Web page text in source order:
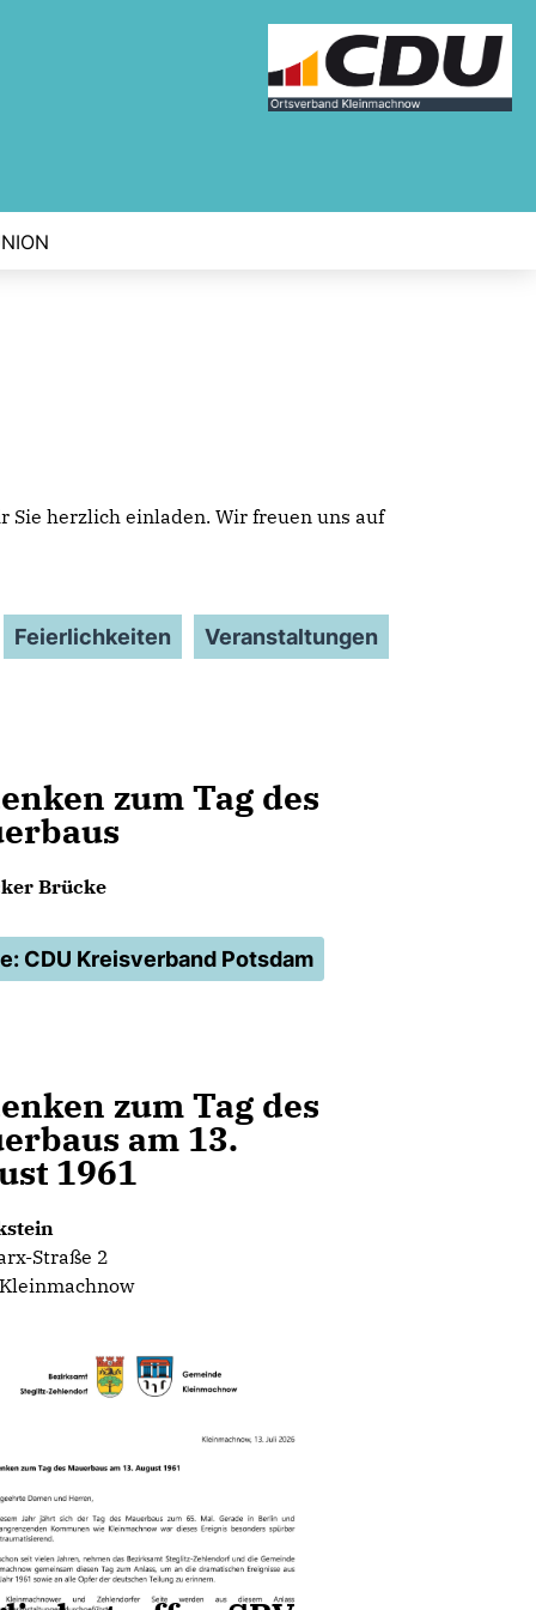
Sie herzlich einladen. Wir freuen uns auf
Feierlichkeiten Veranstaltungen
zum Tag des
Brücke
CDU Kreisverband Potsdam
zum Tag des
am 13.
1961
Straße 2